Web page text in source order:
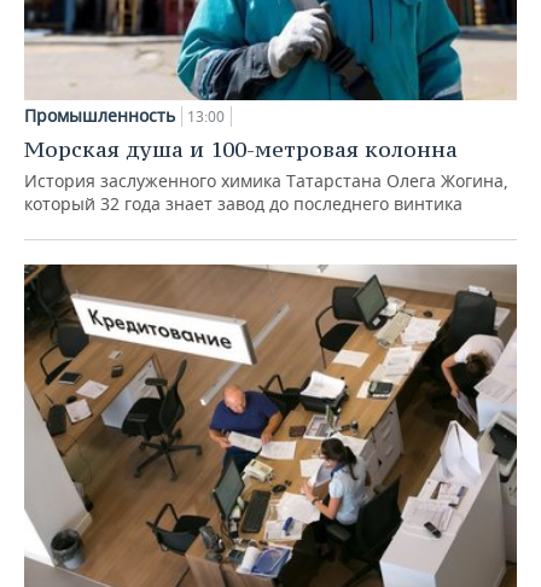
Промышленность 13:00
Морская душа и 100-метровая колонна
История заслуженного химика Татарстана Олега Жогина,
который 32 года знает завод до последнего винтика